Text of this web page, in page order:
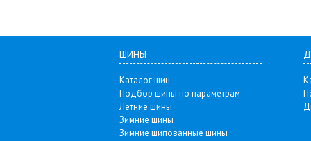
ШИНЫ
Каталог шин
Подбор шины по параметрам
Летние шины
Зимние шины
Зимние шипованные шины